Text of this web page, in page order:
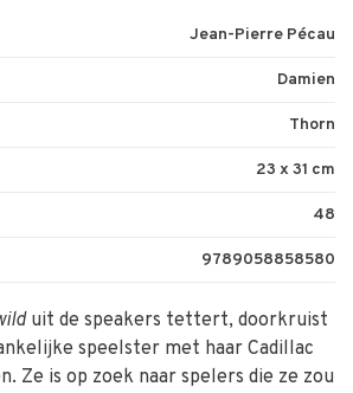
Jean-Pierre Pécau
Damien
Thorn
23 x 31 cm
48
9789058858580
uit de speakers tettert, doorkruist
speelster met haar Cadillac
Ze is op zoek naar spelers die ze zou